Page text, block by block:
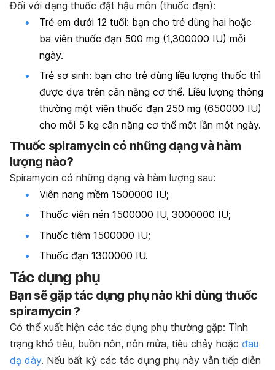
Đối với dạng thuốc đặt hậu môn (thuốc đạn):
Trẻ em dưới 12 tuổi: bạn cho trẻ dùng hai hoặc
ba viên thuốc đạn 500 mg (1,300000 IU) mỗi
ngày.
Trẻ sơ sinh: bạn cho trẻ dùng liều lượng thuốc thì
được dựa trên cân nặng cơ thể. Liều lượng thông
thường một viên thuốc đạn 250 mg (650000 IU)
cho mỗi 5 kg cân nặng cơ thể một lần một ngày.
Thuốc spiramycin có những dạng và hàm
lượng nào?
Spiramycin có những dạng và hàm lượng sau:
Viên nang mềm 1500000 IU;
Thuốc viên nén 1500000 IU, 3000000 IU;
Thuốc tiêm 1500000 IU;
Thuốc đạn 1300000 IU.
Tác dụng phụ
Bạn sẽ gặp tác dụng phụ nào khi dùng thuốc
spiramycin ?
Có thể xuất hiện các tác dụng phụ thường gặp: Tình
trạng khó tiêu, buồn nôn, nôn mửa, tiêu chảy hoặc đau
dạ dày. Nếu bất kỳ các tác dụng phụ này vẫn tiếp diễn